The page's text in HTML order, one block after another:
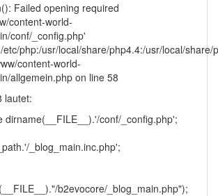
Failed opening required
content-world-
conf/_config.php'
etc/php:/usr/local/share/php4.4:/usr/local/
content-world-
allgemein.php on line 58
lautet:
dirname(__FILE__).'/conf/_config.php';
_blog_main.inc.php';
b2evocore/_blog_main.php");